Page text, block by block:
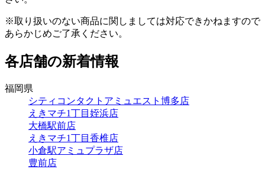
※取り扱いのない商品に関しましては対応できかねますので
あらかじめご了承ください。
各店舗の新着情報
福岡県
シティコンタクトアミュエスト博多店
えきマチ1丁目姪浜店
大橋駅前店
えきマチ1丁目香椎店
小倉駅アミュプラザ店
豊前店